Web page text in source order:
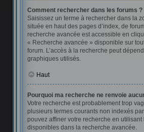
Comment rechercher dans les forums ?
Saisissez un terme à rechercher dans la
située en haut des pages d’index, de
recherche avancée est accessible en
« Recherche avancée » disponible sur
forum. L’accès à la recherche peut
graphiques utilisés.
Haut
Pourquoi ma recherche ne renvoie
Votre recherche est probablement trop
plusieurs termes courants non indexés
pouvez affiner votre recherche en utilisant
disponibles dans la recherche avancée.